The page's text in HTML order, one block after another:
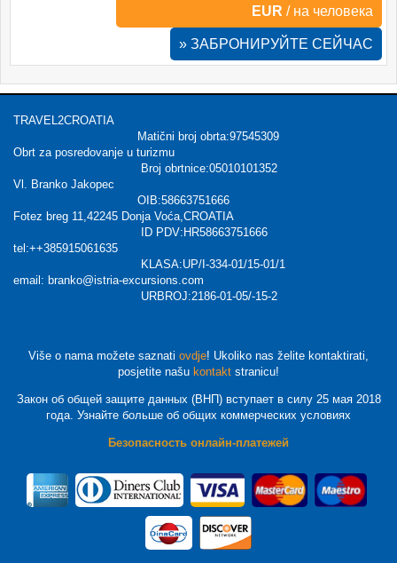
EUR / на человека
» ЗАБРОНИРУЙТЕ СЕЙЧАС
TRAVEL2CROATIA
Matični broj obrta:97545309
Obrt za posredovanje u turizmu
Broj obrtnice:05010101352
Vl. Branko Jakopec
OIB:58663751666
Fotez breg 11,42245 Donja Voća,CROATIA
ID PDV:HR58663751666
tel:++385915061635
KLASA:UP/I-334-01/15-01/1
email: branko@istria-excursions.com
URBROJ:2186-01-05/-15-2
Više o nama možete saznati ovdje! Ukoliko nas želite kontaktirati,
posjetite našu kontakt stranicu!
Закон об общей защите данных (ВНП) вступает в силу 25 мая 2018
года. Узнайте больше об общих коммерческих условиях
Безопасность онлайн-платежей